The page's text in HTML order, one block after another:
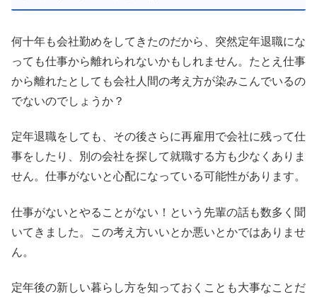
何十年も会社勤めをしてきたのだから、突然定年退職にな
っても仕事から離れられないかもしれません。たとえ仕事
から離れたとしても会社人間の考え方が染みこんでいるの
でないのでしょうか？
定年退職をしても、その後さらに再雇用で会社に残って仕
事をしたり、別の会社を探して就職する方も少なくありま
せん。仕事がないと心配になっている可能性があります。
仕事がないとやることがない！という先輩の話も数多く聞
いてきました。この考え方いいとか悪いとかではありませ
ん。
定年後の新しい暮らし方を知っておくことも大事なことだ